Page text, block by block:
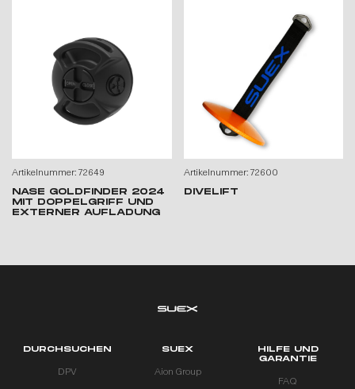
Artikelnummer: 72649
NASE GOLDFINDER 2024
MIT DOPPELGRIFF UND
EXTERNER AUFLADUNG
Artikelnummer: 72600
DIVELIFT
DURCHSUCHEN
DPV
SUEX
Aion Group
HILFE UND
GARANTIE
FAQ